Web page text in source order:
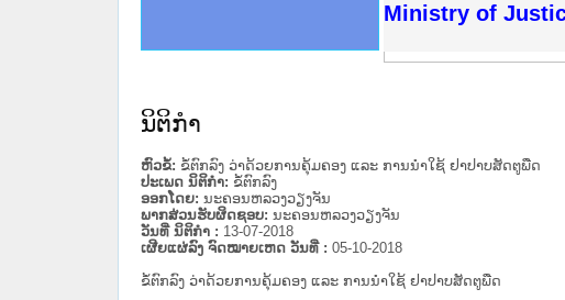
Ministry of
ານສະພາປະຊາຊົນ ພາກເໜືອ
ທາງລັດຖະການ
ສຳລັບ ພາກກາງ
ສຳລັບ ພາກໃຕ້
ວິທະຍາຄານຕຳຫຼວດປະຊາຊົນ
ວິທະຍາຄານສັນຕິບານປະຊາຊົນ
ຂັ້ນແຂວງພາກເໜືອ
ານສະພາປະຊາຊົນ ພາກກາງ
ນິຕິກໍາ
ຫົວຂໍ້: ຂໍ້ຕົກລົງ ວ່າດ້ວຍການຄຸ້ມຄອງ ແລະ ການນຳໃຊ້ ຢາປາບສັດຕູພືດ
ປະເພດ ນິຕິກໍາ: ຂໍ້ຕົກລົງ
ອອກໂດຍ: ນະ​ຄອນ​ຫລວງວຽງຈັນ
ພາກສ່ວນຮັບຜິດຊອບ: ນະ​ຄອນ​ຫລວງວຽງຈັນ
ວັນທີ່ ນິຕິກໍາ : 13-07-2018
ເຜີຍແຜ່ລົງ ຈົດໝາຍເຫດ ວັນທີ່ : 05-10-2018
ຂໍ້ຕົກລົງ ວ່າດ້ວຍການຄຸ້ມຄອງ ແລະ ການນຳໃຊ້ ຢາປາບສັດຕູພືດ